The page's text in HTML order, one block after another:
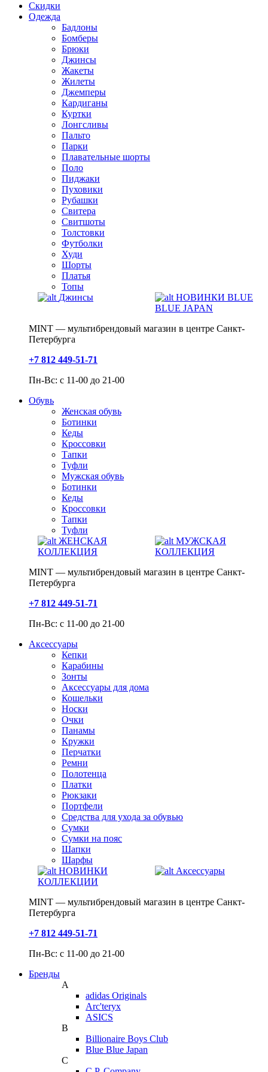
Скидки
Одежда
Бадлоны
Бомберы
Брюки
Джинсы
Жакеты
Жилеты
Джемперы
Кардиганы
Куртки
Лонгсливы
Пальто
Парки
Плавательные шорты
Поло
Пиджаки
Пуховики
Рубашки
Свитера
Свитшоты
Толстовки
Футболки
Худи
Шорты
Платья
Топы
Джинсы
НОВИНКИ BLUE
BLUE JAPAN
MINT — мультибрендовый магазин в центре Санкт-
Петербурга
+7 812 449-51-71
Пн-Вс: с 11-00 до 21-00
Обувь
Женская обувь
Ботинки
Кеды
Кроссовки
Тапки
Туфли
Мужская обувь
Ботинки
Кеды
Кроссовки
Тапки
Туфли
ЖЕНСКАЯ
КОЛЛЕКЦИЯ
МУЖСКАЯ
КОЛЛЕКЦИЯ
MINT — мультибрендовый магазин в центре Санкт-
Петербурга
+7 812 449-51-71
Пн-Вс: с 11-00 до 21-00
Аксессуары
Кепки
Карабины
Зонты
Аксессуары для дома
Кошельки
Носки
Очки
Панамы
Кружки
Перчатки
Ремни
Полотенца
Платки
Рюкзаки
Портфели
Средства для ухода за обувью
Сумки
Сумки на пояс
Шапки
Шарфы
НОВИНКИ
КОЛЛЕКЦИИ
Аксессуары
MINT — мультибрендовый магазин в центре Санкт-
Петербурга
+7 812 449-51-71
Пн-Вс: с 11-00 до 21-00
Бренды
A
adidas Originals
Arc'teryx
ASICS
B
Billionaire Boys Club
Blue Blue Japan
C